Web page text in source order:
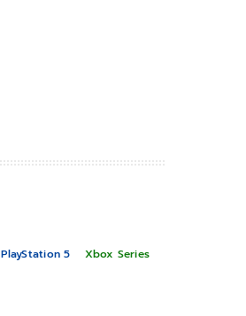
PlayStation 5 Xbox Series